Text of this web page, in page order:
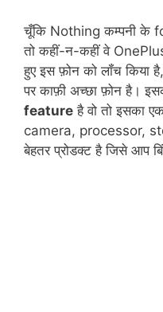
चूँकि Nothing कम्पनी के
तो कहीं-न-कहीं वे
हुए इस फ़ोन को लॉंच किया
पर काफ़ी अच्छा फ़ोन है।
feature है वो तो इसका
camera, processor,
बेहतर प्रोडक्ट है जिसे आप